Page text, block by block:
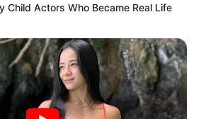
Child Actors Who Became Real Life